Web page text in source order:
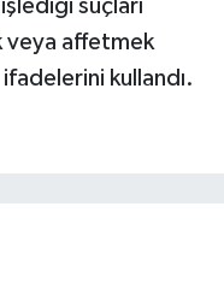
suçları
veya affetmek
kullandı.